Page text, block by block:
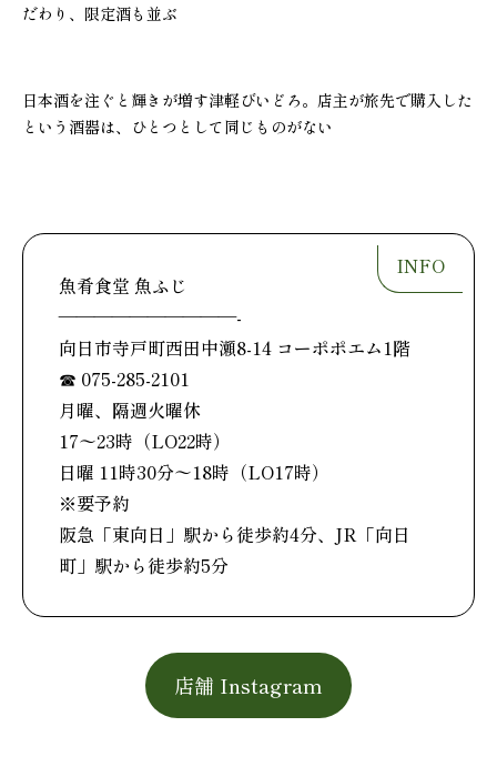
だわり、限定酒も並ぶ
日本酒を注ぐと輝きが増す津軽びいどろ。店主が旅先で購入した
という酒器は、ひとつとして同じものがない
魚肴食堂 魚ふじ
——————————-
向日市寺戸町西田中瀬8-14 コーポポエム1階
☎ 075-285-2101
月曜、隔週火曜休
17〜23時（LO22時）
日曜 11時30分〜18時（LO17時）
※要予約
阪急「東向日」駅から徒歩約4分、JR「向日
町」駅から徒歩約5分
店舗 Instagram